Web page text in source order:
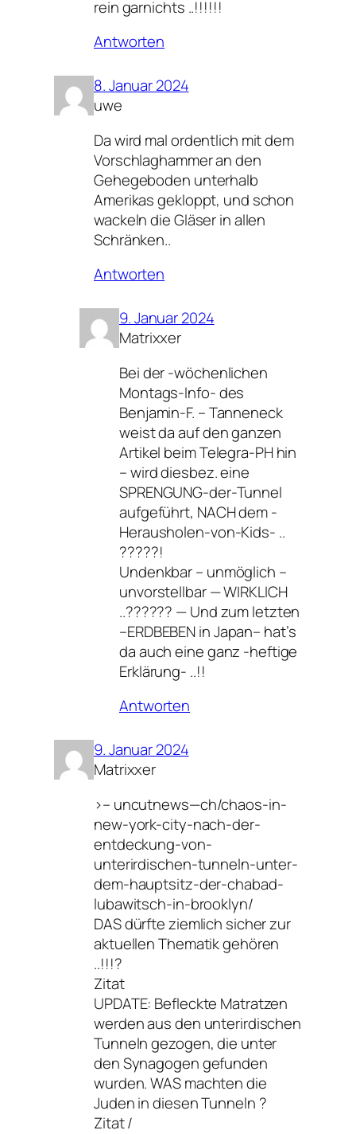
rein garnichts ..!!!!!!
Antworten
8. Januar 2024
uwe
Da wird mal ordentlich mit dem
Vorschlaghammer an den
Gehegeboden unterhalb
Amerikas gekloppt, und schon
wackeln die Gläser in allen
Schränken..
Antworten
9. Januar 2024
Matrixxer
Bei der -wöchenlichen
Montags-Info- des
Benjamin-F. – Tanneneck
weist da auf den ganzen
Artikel beim Telegra-PH hin
– wird diesbez. eine
SPRENGUNG-der-Tunnel
aufgeführt, NACH dem -
Herausholen-von-Kids- ..
?????!
Undenkbar – unmöglich –
unvorstellbar — WIRKLICH
..?????? — Und zum letzten
–ERDBEBEN in Japan– hat’s
da auch eine ganz -heftige
Erklärung- ..!!
Antworten
9. Januar 2024
Matrixxer
>– uncutnews—ch/chaos-in-
new-york-city-nach-der-
entdeckung-von-
unterirdischen-tunneln-unter-
dem-hauptsitz-der-chabad-
lubawitsch-in-brooklyn/
DAS dürfte ziemlich sicher zur
aktuellen Thematik gehören
..!!!?
Zitat
UPDATE: Befleckte Matratzen
werden aus den unterirdischen
Tunneln gezogen, die unter
den Synagogen gefunden
wurden. WAS machten die
Juden in diesen Tunneln ?
Zitat /